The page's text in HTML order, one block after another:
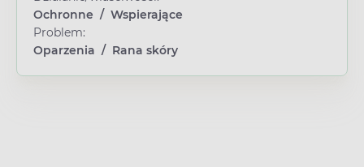
Ochronne / Wspierające
Problem:
Oparzenia / Rana skóry